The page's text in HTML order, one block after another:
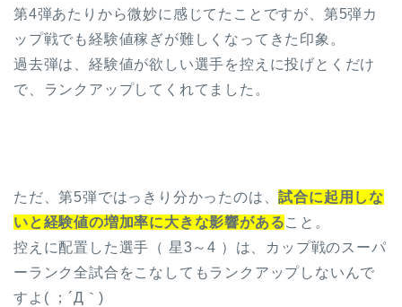
第4弾あたりから微妙に感じてたことですが、第5弾カ
ップ戦でも経験値稼ぎが難しくなってきた印象。
過去弾は、経験値が欲しい選手を控えに投げとくだけ
で、ランクアップしてくれてました。
ただ、第5弾ではっきり分かったのは、試合に起用しな
いと経験値の増加率に大きな影響があること。
控えに配置した選手（ 星3～4 ）は、カップ戦のスーパ
ーランク全試合をこなしてもランクアップしないんで
すよ( ；´Д｀)